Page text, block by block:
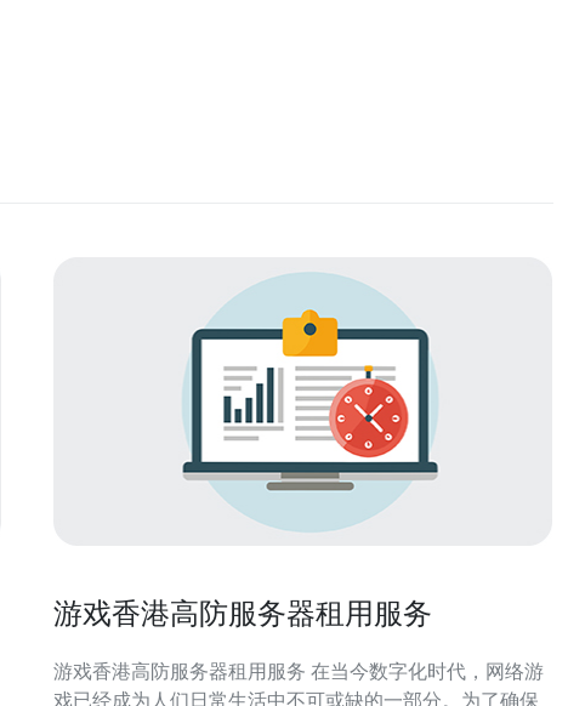
游戏香港高防服务器租用服务
游戏香港高防服务器租用服务 在当今数字化时代，网络游
戏已经成为人们日常生活中不可或缺的一部分。为了确保